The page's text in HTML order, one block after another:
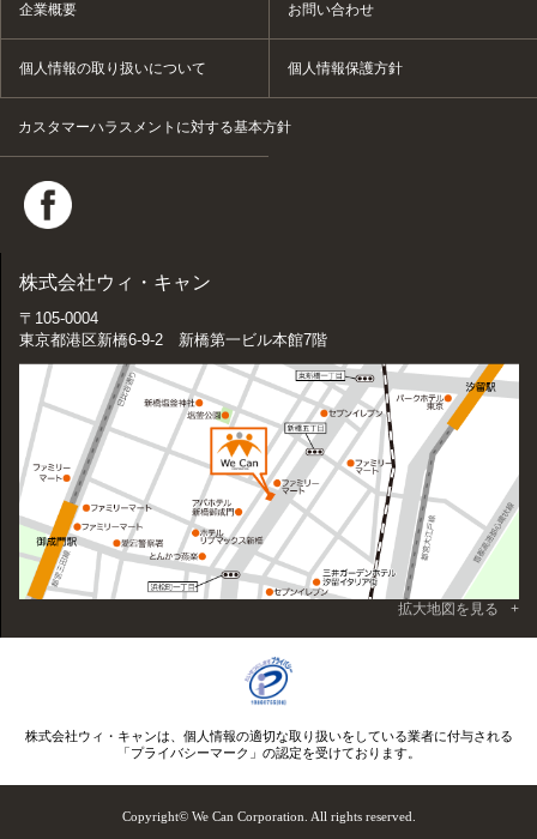
企業概要 お問い合わせ
個人情報の取り扱いについて 個人情報保護方針
カスタマーハラスメントに対する基本方針
株式会社ウィ・キャン
〒105-0004
東京都港区新橋6-9-2 新橋第一ビル本館7階
拡大地図を見る
株式会社ウィ・キャンは、個人情報の適切な取り扱いをしている業者に付与される
「プライバシーマーク」の認定を受けております。
Copyright© We Can Corporation. All rights reserved.